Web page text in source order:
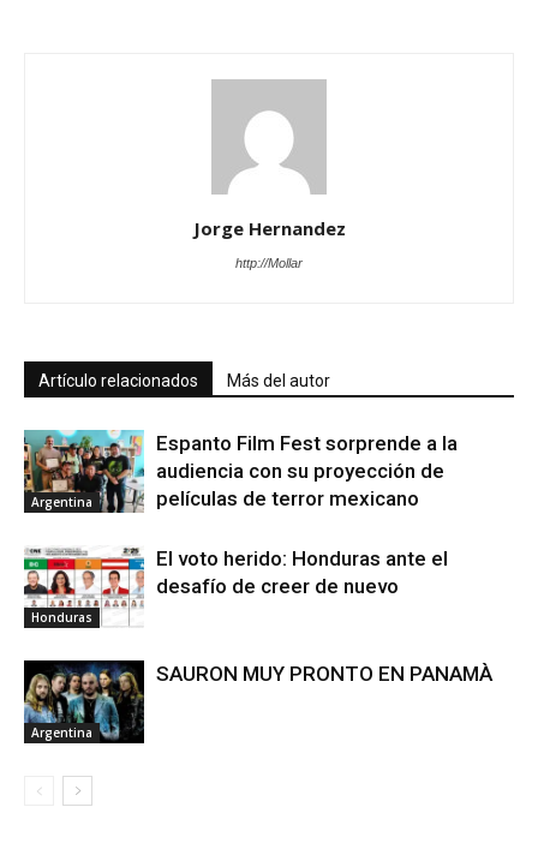
Jorge Hernandez
http://Mollar
Artículo relacionados Más del autor
Argentina
Espanto Film Fest sorprende a la
audiencia con su proyección de
películas de terror mexicano
Honduras
El voto herido: Honduras ante el
desafío de creer de nuevo
Argentina
SAURON MUY PRONTO EN PANAMÀ